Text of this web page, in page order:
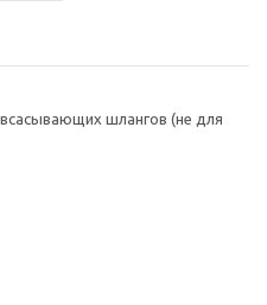
шлангов (не для